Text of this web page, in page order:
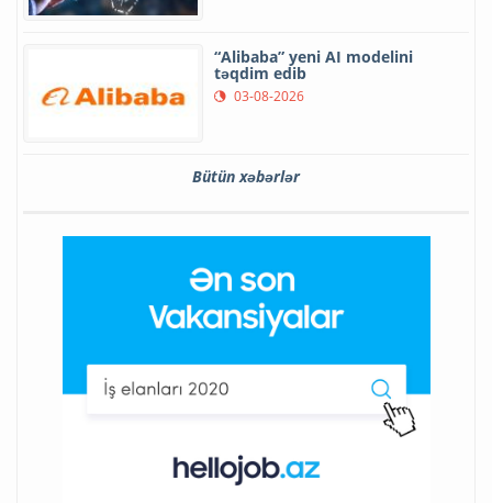
“Alibaba” yeni AI modelini
təqdim edib
03-08-2026
Bütün xəbərlər